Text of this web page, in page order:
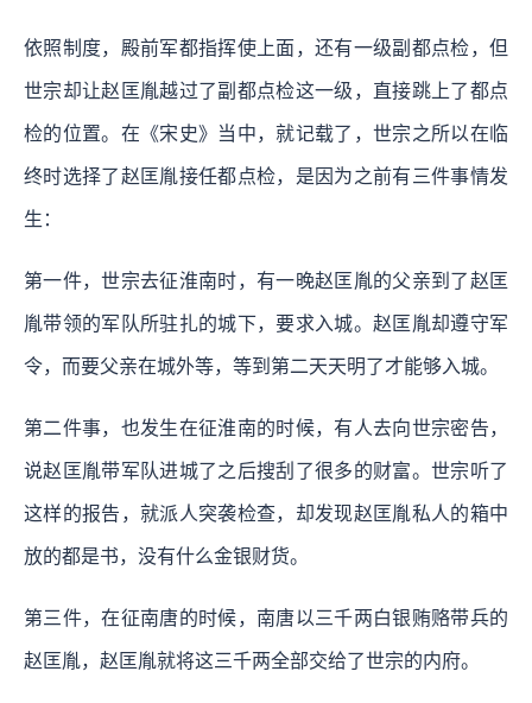
依照制度，殿前军都指挥使上面，还有一级副都点检，但
世宗却让赵匡胤越过了副都点检这一级，直接跳上了都点
检的位置。在《宋史》当中，就记载了，世宗之所以在临
终时选择了赵匡胤接任都点检，是因为之前有三件事情发
生：
第一件，世宗去征淮南时，有一晚赵匡胤的父亲到了赵匡
胤带领的军队所驻扎的城下，要求入城。赵匡胤却遵守军
令，而要父亲在城外等，等到第二天天明了才能够入城。
第二件事，也发生在征淮南的时候，有人去向世宗密告，
说赵匡胤带军队进城了之后搜刮了很多的财富。世宗听了
这样的报告，就派人突袭检查，却发现赵匡胤私人的箱中
放的都是书，没有什么金银财货。
第三件，在征南唐的时候，南唐以三千两白银贿赂带兵的
赵匡胤，赵匡胤就将这三千两全部交给了世宗的内府。